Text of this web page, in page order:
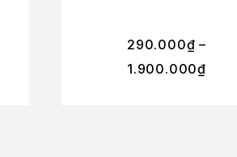
290.000₫ –
1.900.000₫